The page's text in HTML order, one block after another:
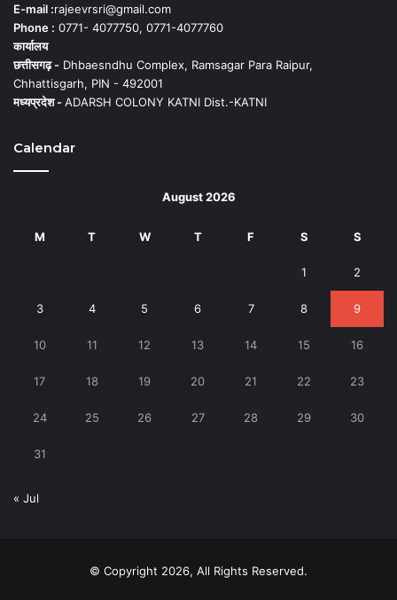
E-mail :rajeevrsri@gmail.com
Phone : 0771- 4077750, 0771-4077760
कार्यालय
छत्तीसगढ़ - Dhbaesndhu Complex, Ramsagar Para Raipur,
Chhattisgarh, PIN - 492001
मध्यप्रदेश -ADARSH COLONY KATNI Dist.-KATNI
Calendar
August 2026
M T W T F S S
1 2
3 4 5 6 7 8 9
10 11 12 13 14 15 16
17 18 19 20 21 22 23
24 25 26 27 28 29 30
31
« Jul
© Copyright 2026, All Rights Reserved.